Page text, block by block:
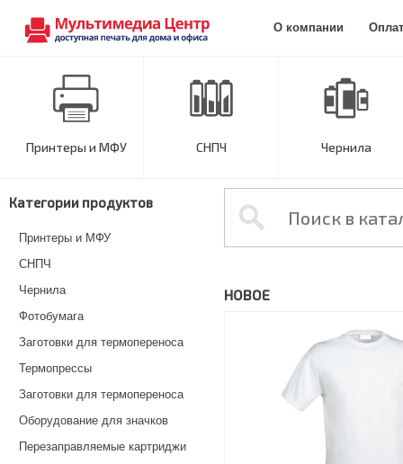
О компании
Принтеры и МФУ СНПЧ Чернила
Категории продуктов
Принтеры и МФУ
СНПЧ
Чернила
Фотобумага
Заготовки для термопереноса
Термопрессы
Заготовки для термопереноса
Оборудование для значков
Перезаправляемые картриджи
НОВОЕ